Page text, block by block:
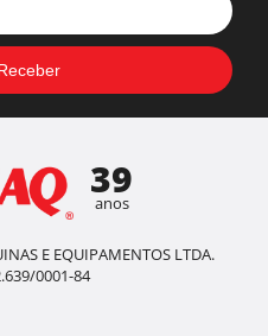
39
anos
E EQUIPAMENTOS LTDA.
0001-84